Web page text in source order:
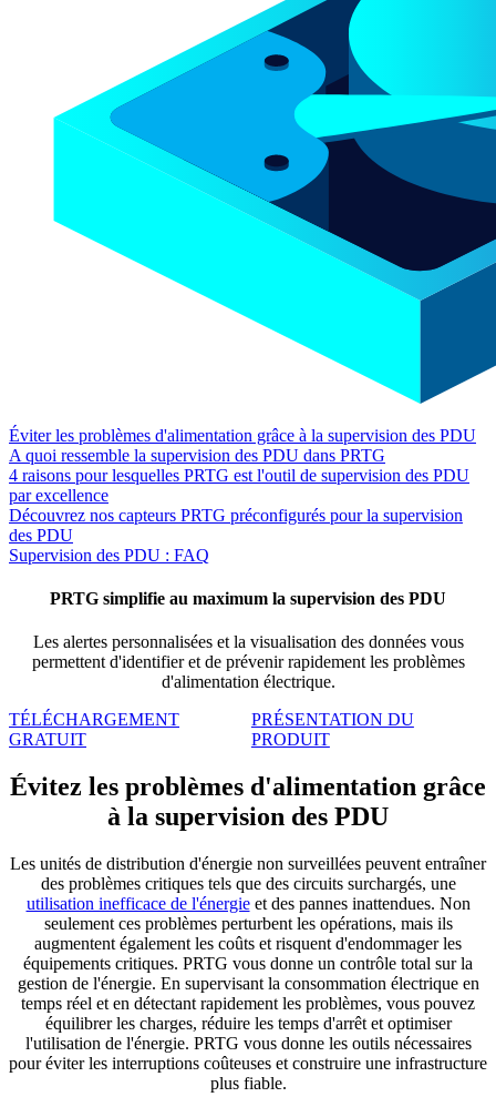
Éviter les problèmes d'alimentation grâce à la supervision des PDU
A quoi ressemble la supervision des PDU dans PRTG
4 raisons pour lesquelles PRTG est l'outil de supervision des PDU
par excellence
Découvrez nos capteurs PRTG préconfigurés pour la supervision
des PDU
Supervision des PDU : FAQ
PRTG simplifie au maximum la supervision des PDU
Les alertes personnalisées et la visualisation des données vous
permettent d'identifier et de prévenir rapidement les problèmes
d'alimentation électrique.
TÉLÉCHARGEMENT
GRATUIT
PRÉSENTATION DU
PRODUIT
Évitez les problèmes d'alimentation grâce
à la supervision des PDU
Les unités de distribution d'énergie non surveillées peuvent entraîner
des problèmes critiques tels que des circuits surchargés, une
utilisation inefficace de l'énergieet des pannes inattendues. Non
seulement ces problèmes perturbent les opérations, mais ils
augmentent également les coûts et risquent d'endommager les
équipements critiques. PRTG vous donne un contrôle total sur la
gestion de l'énergie. En supervisant la consommation électrique en
temps réel et en détectant rapidement les problèmes, vous pouvez
équilibrer les charges, réduire les temps d'arrêt et optimiser
l'utilisation de l'énergie. PRTG vous donne les outils nécessaires
pour éviter les interruptions coûteuses et construire une infrastructure
plus fiable.